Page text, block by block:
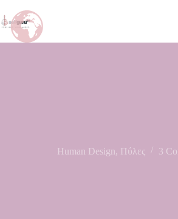
Human Design, Πύλες 3